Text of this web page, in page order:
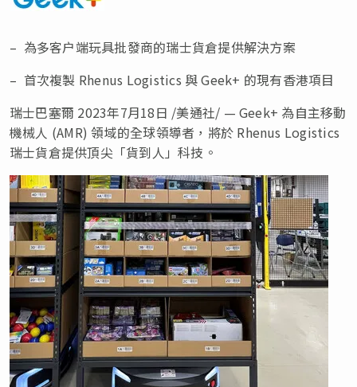
– 為多客户端玩具批發商的瑞士貨倉提供解決方案
– 首次複製 Rhenus Logistics 與 Geek+ 的現有香港項目
瑞士巴塞爾 2023年7月18日 /美通社/ — Geek+ 為自主移動
機械人 (AMR) 領域的全球領導者，將於 Rhenus Logistics
瑞士貨倉提供頂尖「貨到人」科技。